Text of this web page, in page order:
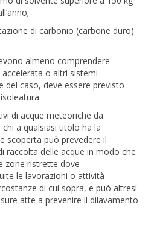
di carbonio (carbone duro)
almeno comprendere
o altri sistemi
del caso, deve essere previsto
di acque meteoriche da
a qualsiasi titolo ha la
scoperta può prevedere il
raccolta delle acque in modo che
zone ristrette dove
le lavorazioni o attività
di cui sopra, e può altresì
atte a prevenire il dilavamento